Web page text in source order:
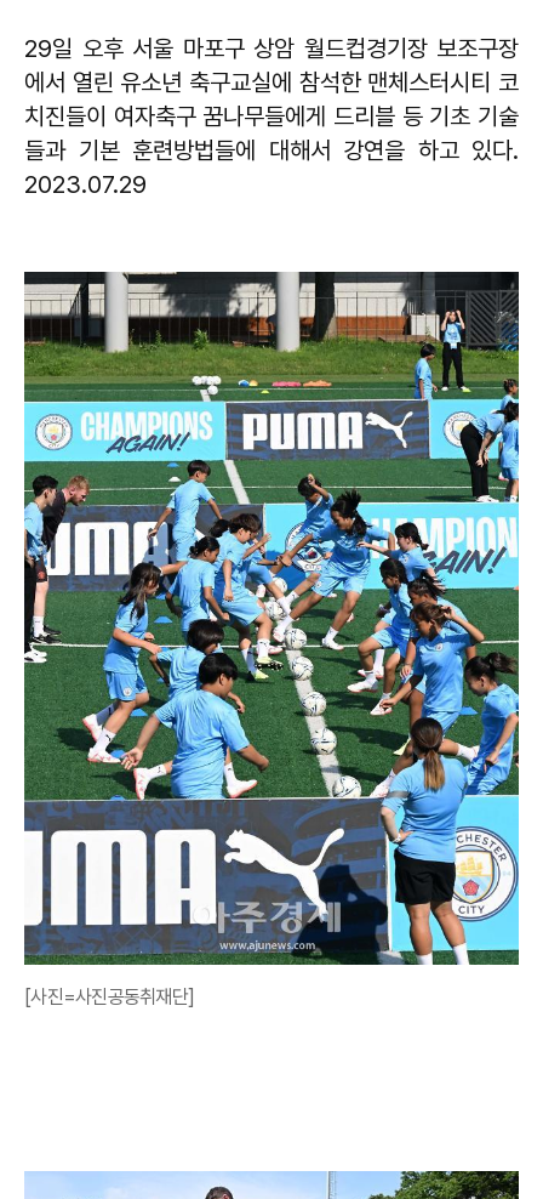
29일 오후 서울 마포구 상암 월드컵경기장 보조구장
에서 열린 유소년 축구교실에 참석한 맨체스터시티 코
치진들이 여자축구 꿈나무들에게 드리블 등 기초 기술
들과 기본 훈련방법들에 대해서 강연을 하고 있다.
2023.07.29
[사진=사진공동취재단]